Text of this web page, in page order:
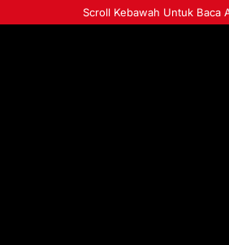
ke
Scroll Kebawah Untuk Baca